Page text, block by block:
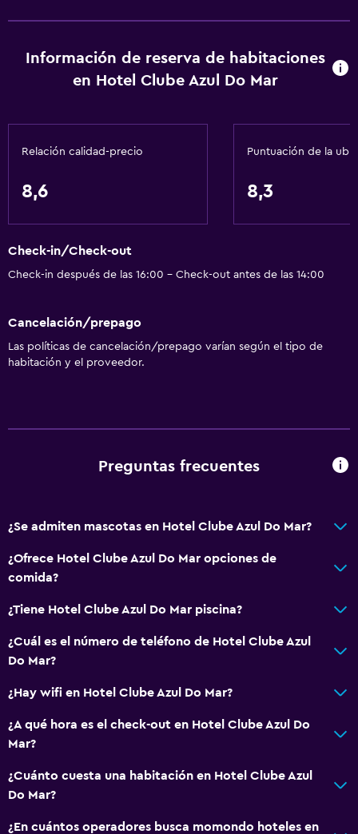
Información de reserva de habitaciones
en Hotel Clube Azul Do Mar
Relación calidad-precio
8,6
Puntuación de la
8,3
Check-in/Check-out
Check-in después de las 16:00 - Check-out antes de las 14:00
Cancelación/prepago
Las políticas de cancelación/prepago varían según el tipo de
habitación y el proveedor.
Preguntas frecuentes
¿Se admiten mascotas en Hotel Clube Azul Do Mar?
¿Ofrece Hotel Clube Azul Do Mar opciones de
comida?
¿Tiene Hotel Clube Azul Do Mar piscina?
¿Cuál es el número de teléfono de Hotel Clube Azul
Do Mar?
¿Hay wifi en Hotel Clube Azul Do Mar?
¿A qué hora es el check-out en Hotel Clube Azul Do
Mar?
¿Cuánto cuesta una habitación en Hotel Clube Azul
Do Mar?
¿En cuántos operadores busca momondo hoteles en